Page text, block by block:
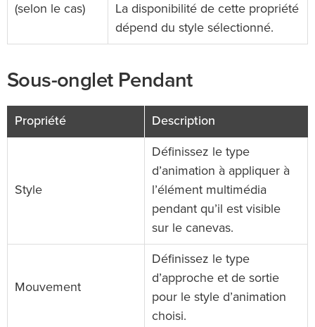
(selon le cas)
La disponibilité de cette propriété
dépend du style sélectionné.
Sous-onglet Pendant
Propriété Description
Style
Définissez le type
d’animation à appliquer à
l’élément multimédia
pendant qu’il est visible
sur le canevas.
Mouvement
Définissez le type
d’approche et de sortie
pour le style d’animation
choisi.